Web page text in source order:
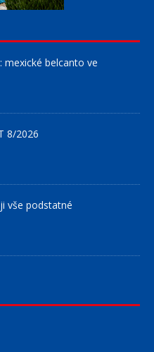
mexické belcanto ve
8/2026
vše podstatné